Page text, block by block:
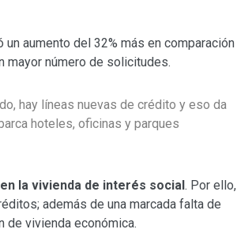
aumento del 32% más en comparación
número de solicitudes.
hay líneas nuevas de crédito y eso da
hoteles, oficinas y parques
la vivienda de interés social . Por ello,
además de una marcada falta de
de vivienda económica.